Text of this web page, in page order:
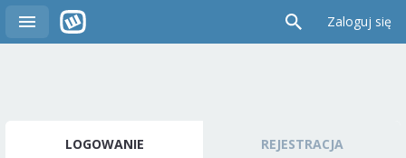
Zaloguj się
LOGOWANIE REJESTRACJA